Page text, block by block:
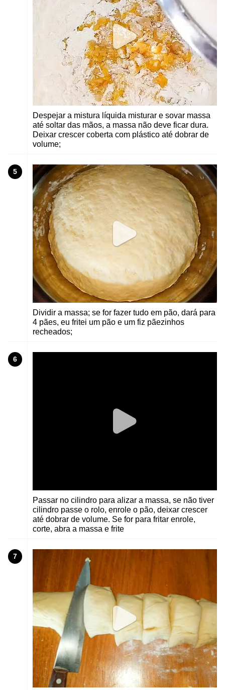
Despejar a mistura líquida misturar e sovar massa
até soltar das mãos, a massa não deve ficar dura.
Deixar crescer coberta com plástico até dobrar de
volume;
5
Dividir a massa; se for fazer tudo em pão, dará para
4 pães, eu fritei um pão e um fiz pãezinhos
recheados;
6
Passar no cilindro para alizar a massa, se não tiver
cilindro passe o rolo, enrole o pão, deixar crescer
até dobrar de volume. Se for para fritar enrole,
corte, abra a massa e frite
7